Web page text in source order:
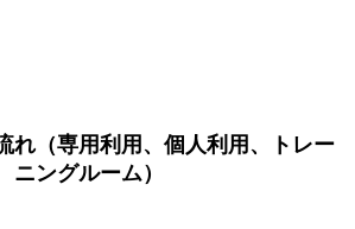
れ（専用利用、個人利用、トレー
ニングルーム）